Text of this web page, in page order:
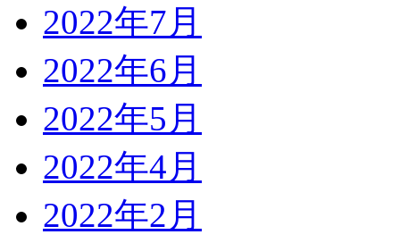
2022年7月
2022年6月
2022年5月
2022年4月
2022年2月